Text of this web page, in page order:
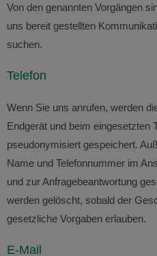
Von den genannten Vorgängen
uns bereit gestellten
suchen.
Telefon
Wenn Sie uns anrufen, werden
Endgerät und beim eingesetzten
pseudonymisiert gespeichert.
Name und Telefonnummer im
und zur Anfragebeantwortung
werden gelöscht, sobald der
gesetzliche Vorgaben erlauben.
E-Mail